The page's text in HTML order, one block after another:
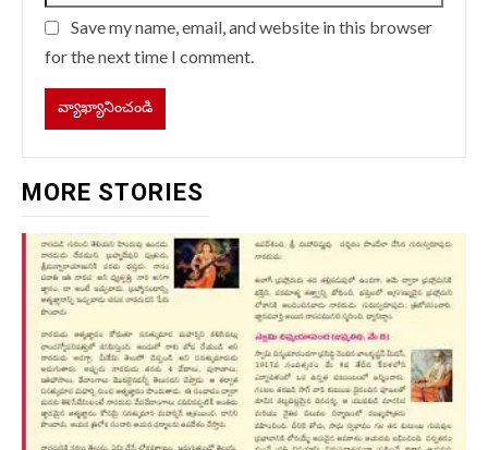
Save my name, email, and website in this browser
for the next time I comment.
MORE STORIES